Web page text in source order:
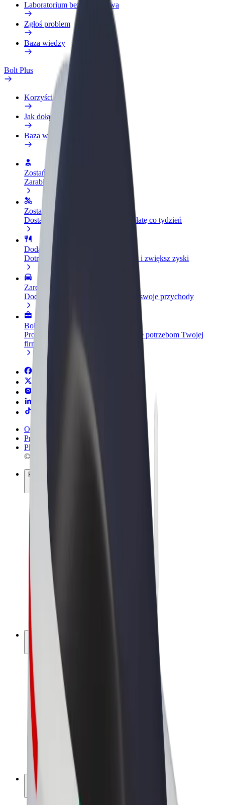
Laboratorium bezpieczeństwa
Zgłoś problem
Baza wiedzy
Bolt Plus
Korzyści
Jak dołączyć
Baza wiedzy
Zostań kierowcą
Zarabiaj na swoich warunkach
Zostań dostawcą
Dostarczaj jedzenie i otrzymuj wypłatę co tydzień
Dodaj swoją restaurację lub sklep
Dotrzyj do większej liczby klientów i zwiększ zyski
Zarejestruj się jako właściciel floty
Dodaj swoją flotę do Bolt i zwiększ swoje przychody
Bolt for Business
Produkty i usługi Bolt odpowiadające potrzebom Twojej
firmy
Ogólne Warunki
Prywatność
Pliki cookie
© 2026 Bolt Technology OÜ
Produkty
Przejazdy
Hulajnogi elektryczne
Bolt Market
Bolt Food
Bolt Drive
Bolt for Business
Rowery elektryczne
Bolt Plus
Zarabiaj z Bolt
Kierowcy
Zarobki kierowcy
Kurierzy
Zarobki kuriera
Partnerzy Bolt Food
Franczyza
O nas